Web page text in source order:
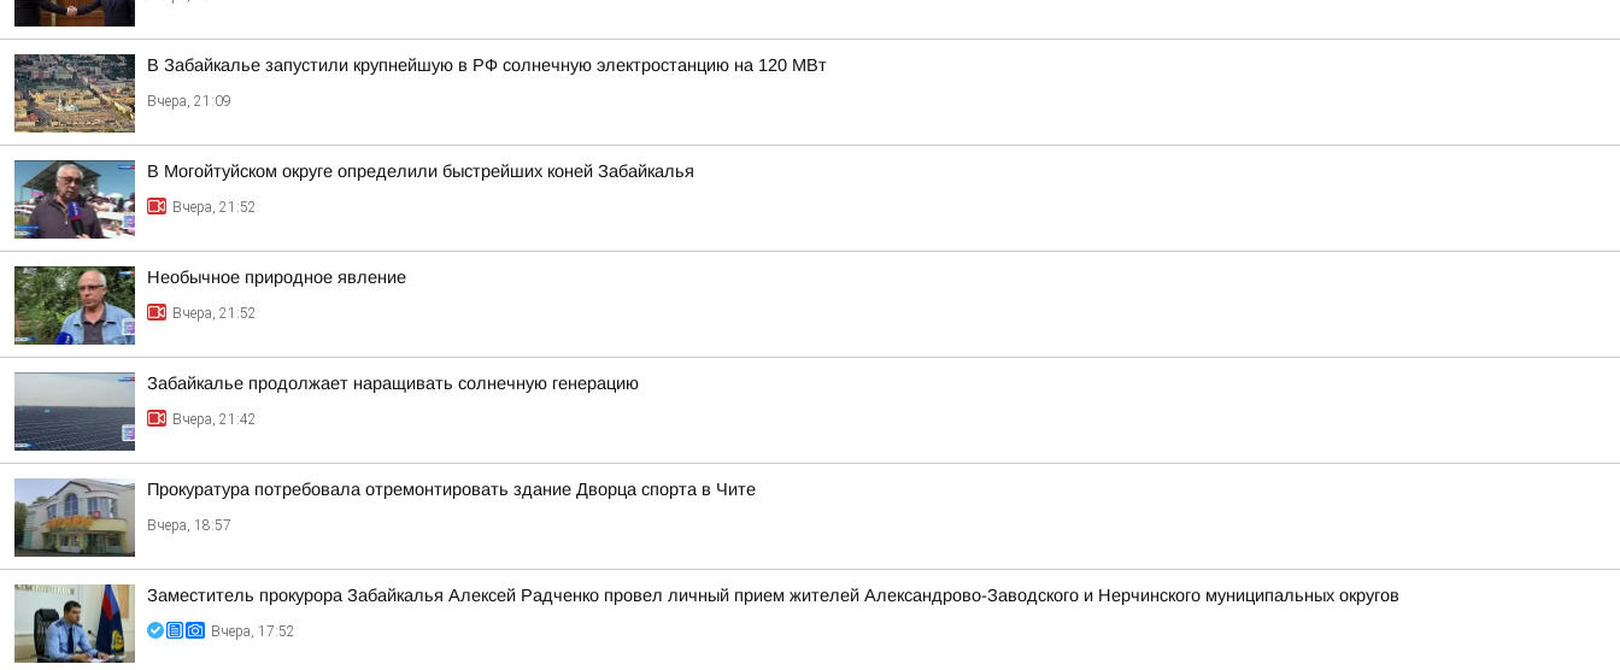
В Забайкалье запустили крупнейшую в РФ солнечную электростанцию на 120 МВт
Вчера, 21:09
В Могойтуйском округе определили быстрейших коней Забайкалья
Вчера, 21:52
Необычное природное явление
Вчера, 21:52
Забайкалье продолжает наращивать солнечную генерацию
Вчера, 21:42
Прокуратура потребовала отремонтировать здание Дворца спорта в Чите
Вчера, 18:57
Заместитель прокурора Забайкалья Алексей Радченко провел личный прием жителей Александрово-Заводского и Нерчинского муниципальных округов
Вчера, 17:52